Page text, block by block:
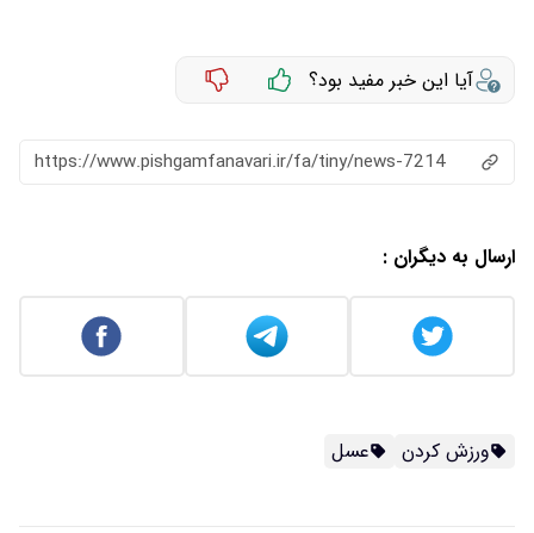
آیا این خبر مفید بود؟
https://www.pishgamfanavari.ir/fa/tiny/news-7214
ارسال به دیگران :
ورزش کردن عسل